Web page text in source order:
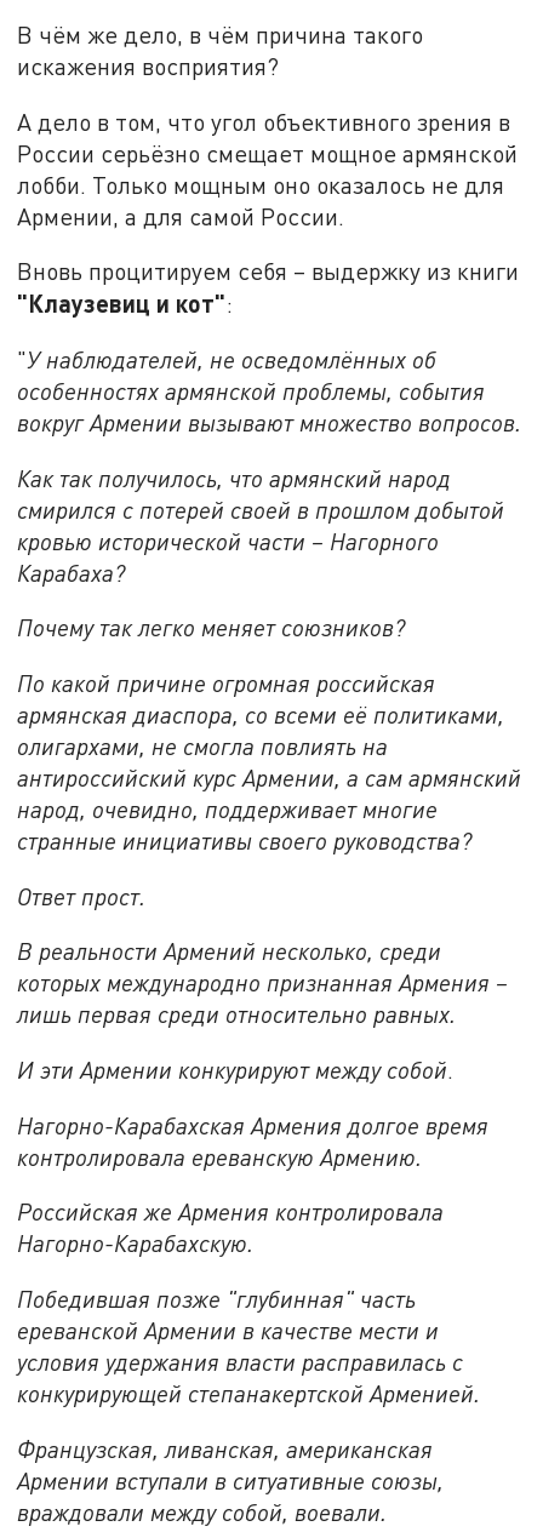
В чём же дело, в чём причина такого
искажения восприятия?
А дело в том, что угол объективного зрения в
России серьёзно смещает мощное армянской
лобби. Только мощным оно оказалось не для
Армении, а для самой России.
Вновь процитируем себя – выдержку из книги
"Клаузевиц и кот":
"У наблюдателей, не осведомлённых об
особенностях армянской проблемы, события
вокруг Армении вызывают множество вопросов.
Как так получилось, что армянский народ
смирился с потерей своей в прошлом добытой
кровью исторической части – Нагорного
Карабаха?
Почему так легко меняет союзников?
По какой причине огромная российская
армянская диаспора, со всеми её политиками,
олигархами, не смогла повлиять на
антироссийский курс Армении, а сам армянский
народ, очевидно, поддерживает многие
странные инициативы своего руководства?
Ответ прост.
В реальности Армений несколько, среди
которых международно признанная Армения –
лишь первая среди относительно равных.
И эти Армении конкурируют между собой.
Нагорно-Карабахская Армения долгое время
контролировала ереванскую Армению.
Российская же Армения контролировала
Нагорно-Карабахскую.
Победившая позже "глубинная" часть
ереванской Армении в качестве мести и
условия удержания власти расправилась с
конкурирующей степанакертской Арменией.
Французская, ливанская, американская
Армении вступали в ситуативные союзы,
враждовали между собой, воевали.